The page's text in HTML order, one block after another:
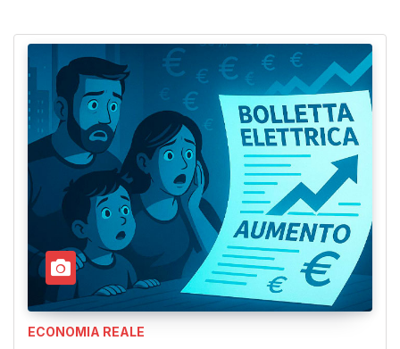
ECONOMIA REALE